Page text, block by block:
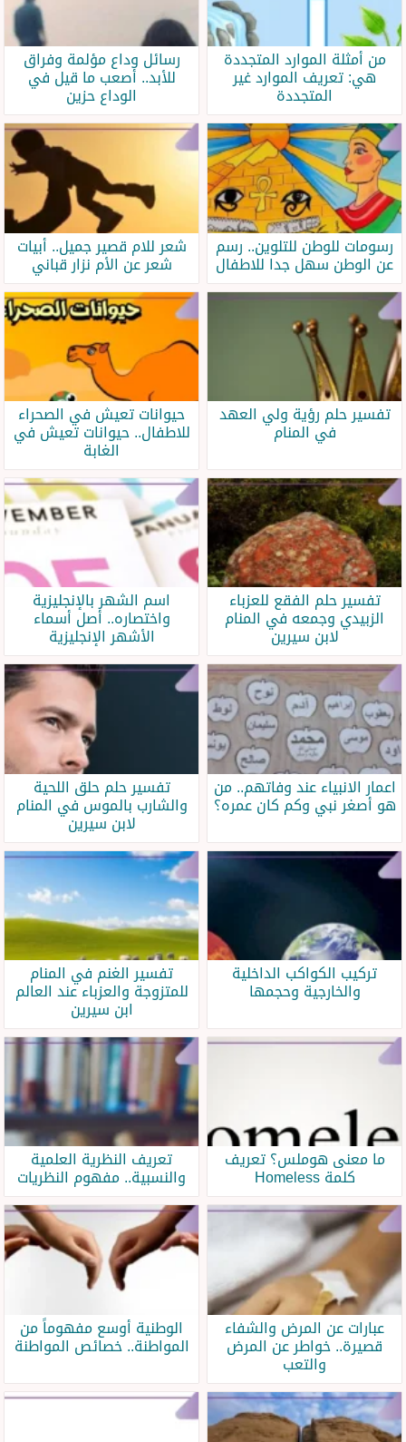
من أمثلة الموارد المتجددة
هي: تعريف الموارد غير
المتجددة
رسائل وداع مؤلمة وفراق
للأبد.. أصعب ما قيل في
الوداع حزين
رسومات للوطن للتلوين.. رسم
عن الوطن سهل جدا للاطفال
شعر للام قصير جميل.. أبيات
شعر عن الأم نزار قباني
تفسير حلم رؤية ولي العهد
في المنام
حيوانات تعيش في الصحراء
للاطفال.. حيوانات تعيش في
الغابة
تفسير حلم الفقع للعزباء
الزبيدي وجمعه في المنام
لابن سيرين
اسم الشهر بالإنجليزية
واختصاره.. أصل أسماء
الأشهر الإنجليزية
اعمار الانبياء عند وفاتهم.. من
هو أصغر نبي وكم كان عمره؟
تفسير حلم حلق اللحية
والشارب بالموس في المنام
لابن سيرين
تركيب الكواكب الداخلية
والخارجية وحجمها
تفسير الغنم في المنام
للمتزوجة والعزباء عند العالم
ابن سيرين
ما معنى هوملس؟ تعريف
كلمة Homeless
تعريف النظرية العلمية
والنسبية.. مفهوم النظريات
عبارات عن المرض والشفاء
قصيرة.. خواطر عن المرض
والتعب
الوطنية أوسع مفهوماً من
المواطنة.. خصائص المواطنة